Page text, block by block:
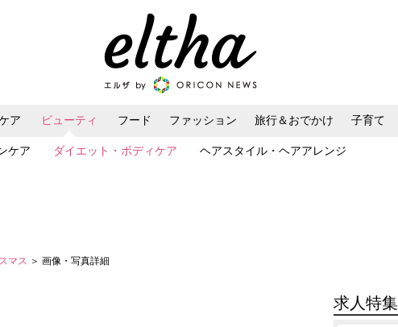
ア ビューティ
ケア ダイエット・ボディケア ヘアスタイル・ヘアアレンジ
フード ファッション 旅行＆おでかけ 子育て
マス ＞ 画像・写真詳細
求人特集